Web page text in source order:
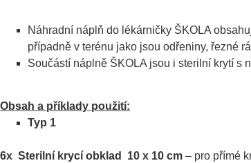
Náhradní náplň do lékárničky ŠKOLA
případně v terénu jako jsou odřeniny, řezné
Součástí náplně ŠKOLA jsou i sterilní krytí s
Obsah a příklady použití:
Typ 1
6x Sterilní krycí obklad 10 x 10 cm – pro přímé